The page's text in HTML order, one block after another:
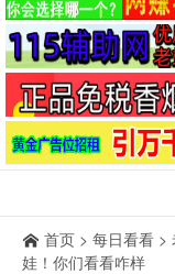
首页 > 每日看看 >
娃！你们看看咋样